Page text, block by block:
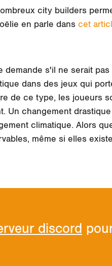
city builders
en parle dans cet
demande s'il ne serait
dans des jeux qui
de ce type, les joueurs
Un changement
climatique. Alors
même si elles
discord